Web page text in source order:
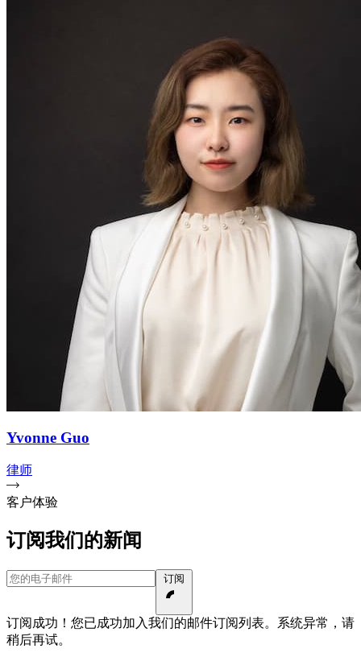
Yvonne Guo
律师
客户体验
订阅我们的新闻
您的电子邮件
订阅成功！您已成功加入我们的邮件订阅列表。 系统异常，请
稍后再试。